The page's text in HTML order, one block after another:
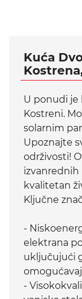
Kuća
U ponudi je
Kostreni.
solarnim
Upoznajte
održivosti!
izvanrednih
kvalitetan
Ključne
-
elektrana
uključujući
-